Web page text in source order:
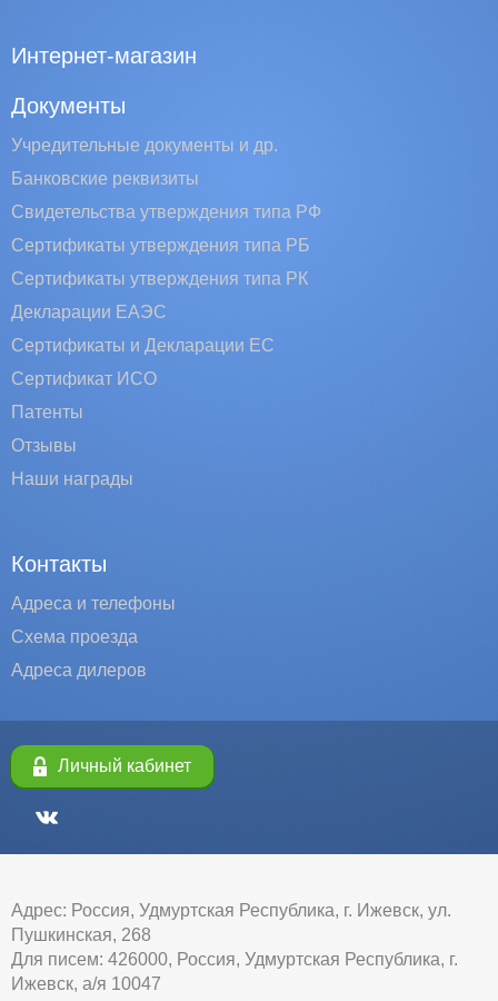
Интернет-магазин
Документы
Учредительные документы и др.
Банковские реквизиты
Свидетельства утверждения типа РФ
Сертификаты утверждения типа РБ
Сертификаты утверждения типа РК
Декларации ЕАЭС
Сертификаты и Декларации EC
Сертификат ИСО
Патенты
Отзывы
Наши награды
Контакты
Адреса и телефоны
Схема проезда
Адреса дилеров
Личный кабинет
Адрес: Россия, Удмуртская Республика, г. Ижевск, ул.
Пушкинская, 268
Для писем: 426000, Россия, Удмуртская Республика, г.
Ижевск, а/я 10047